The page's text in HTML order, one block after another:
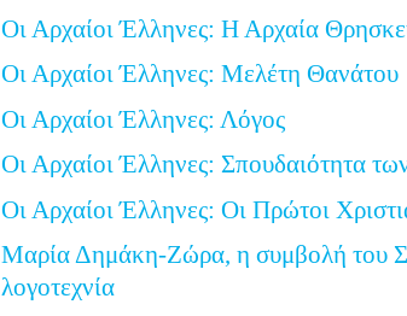
Οι Αρχαίοι Έλληνες: Η Αρχαία
Οι Αρχαίοι Έλληνες: Μελέτη Θανάτου
Οι Αρχαίοι Έλληνες: Λόγος
Οι Αρχαίοι Έλληνες: Σπουδαιότητα
Οι Αρχαίοι Έλληνες: Οι Πρώτοι
Μαρία Δημάκη-Ζώρα, η συμβολή του
λογοτεχνία